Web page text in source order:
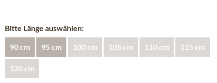
Bitte Länge auswählen:
90 cm 95 cm 100 cm 105 cm 110 cm 115 cm
120 cm